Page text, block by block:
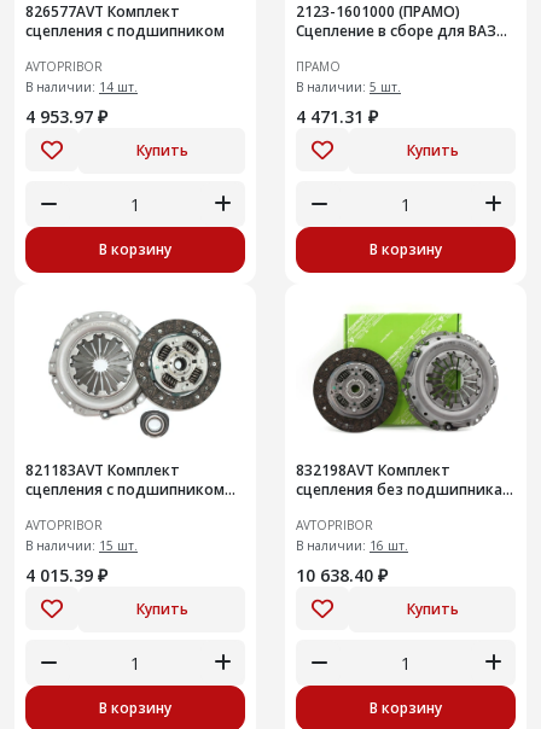
826577AVT Комплект
сцепления с подшипником
AVTOPRIBOR
В наличии: 14 шт.
4 953.97 ₽
Купить
В корзину
2123-1601000 (ПРАМО)
Сцепление в сборе для ВАЗ
ПРАМО
В наличии: 5 шт.
4 471.31 ₽
Купить
В корзину
821183AVT Комплект
сцепления с подшипником
(09-) 1.4
AVTOPRIBOR
В наличии: 15 шт.
4 015.39 ₽
Купить
В корзину
832198AVT Комплект
сцепления без подшипника
11189 и МКП ВАЗ 21809
AVTOPRIBOR
В наличии: 16 шт.
10 638.40 ₽
Купить
В корзину